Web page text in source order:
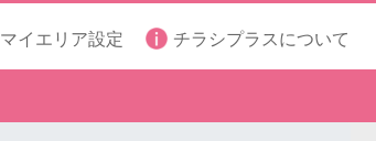
マイエリア設定 チラシプラスについて